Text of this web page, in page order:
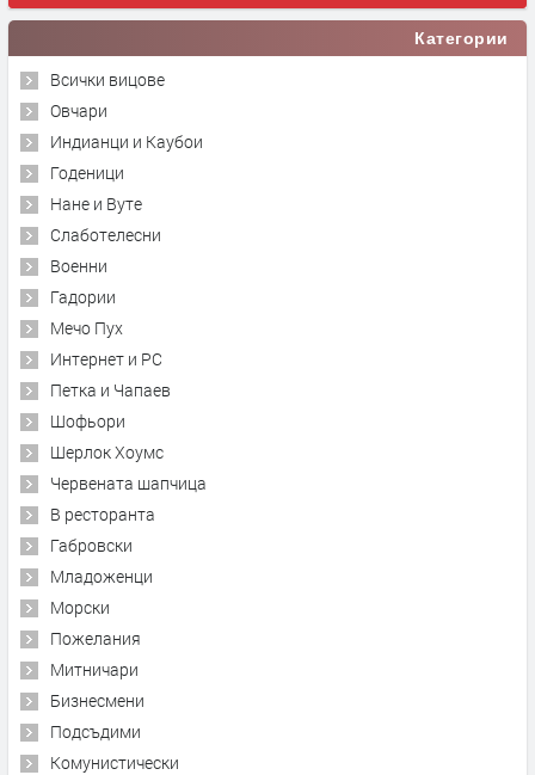
Категории
Всички вицове
Овчари
Индианци и Каубои
Годеници
Нане и Вуте
Слаботелесни
Военни
Гадории
Мечо Пух
Интернет и PC
Петка и Чапаев
Шофьори
Шерлок Хоумс
Червената шапчица
В ресторанта
Габровски
Младоженци
Морски
Пожелания
Митничари
Бизнесмени
Подсъдими
Комунистически